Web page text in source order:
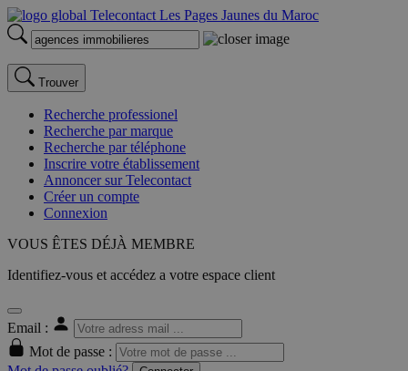
Trouver
Recherche professionel
Recherche par marque
Recherche par téléphone
Inscrire votre établissement
Annoncer sur Telecontact
Créer un compte
Connexion
VOUS ÊTES DÉJÀ MEMBRE
Identifiez-vous et accédez a votre espace client
Email :
Mot de passe :